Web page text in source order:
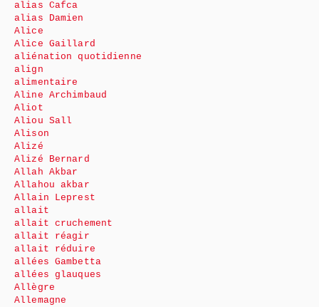
alias Cafca
alias Damien
Alice
Alice Gaillard
aliénation quotidienne
align
alimentaire
Aline Archimbaud
Aliot
Aliou Sall
Alison
Alizé
Alizé Bernard
Allah Akbar
Allahou akbar
Allain Leprest
allait
allait cruchement
allait réagir
allait réduire
allées Gambetta
allées glauques
Allègre
Allemagne